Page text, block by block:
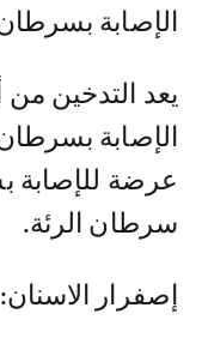
الإصابة
يعد التدخين
الإصابة
عرضة للإصابة
سرطان الرئة.
إصفرار الاسنان: